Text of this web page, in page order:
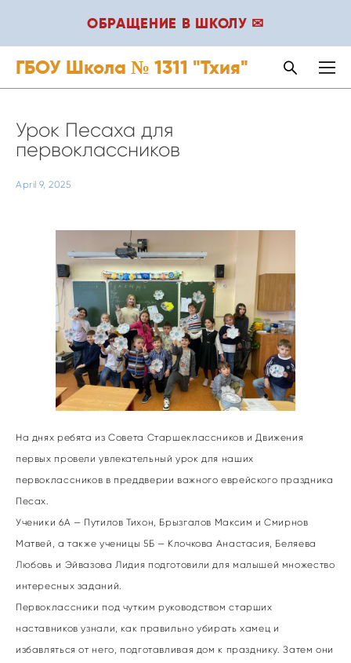
ОБРАЩЕНИЕ В ШКОЛУ ✉
ГБОУ Школа № 1311 "Тхия"
April 9, 2025
Урок Песаха для
первоклассников
На днях ребята из Совета Старшеклассников и Движения
первых провели увлекательный урок для наших
первоклассников в преддверии важного еврейского праздника
Песах.
Ученики 6А — Путилов Тихон, Брызгалов Максим и Смирнов
Матвей, а также ученицы 5Б — Клочкова Анастасия, Беляева
Любовь и Эйвазова Лидия подготовили для малышей множество
интересных заданий.
Первоклассники под чутким руководством старших
наставников узнали, как правильно убирать хамец и
избавляться от него, подготавливая дом к празднику. Затем они